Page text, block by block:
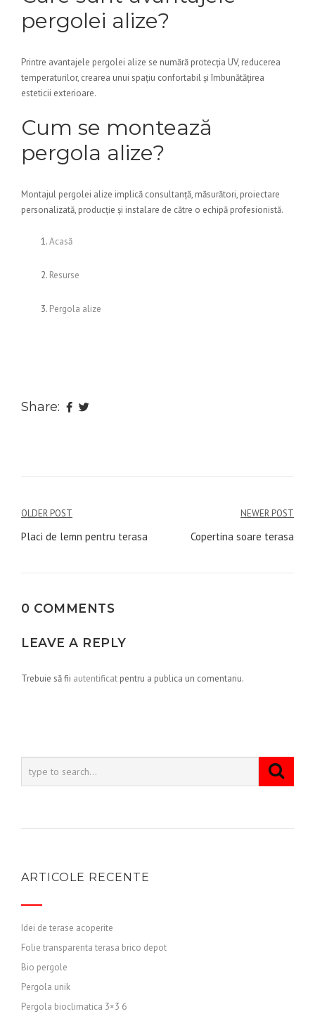
pergolei alize?
Printre avantajele pergolei alize se numără protecția UV, reducerea
temperaturilor, crearea unui spațiu confortabil și îmbunătățirea
esteticii exterioare.
Cum se montează
pergola alize?
Montajul pergolei alize implică consultanță, măsurători, proiectare
personalizată, producție și instalare de către o echipă profesionistă.
Acasă
Resurse
Pergola alize
Share:
Navigare
în
OLDER POST
Placi de lemn pentru terasa
NEWER POST
Copertina soare terasa
0 COMMENTS
LEAVE A REPLY
Trebuie să fii autentificat pentru a publica un comentariu.
ARTICOLE RECENTE
Idei de terase acoperite
Folie transparenta terasa brico depot
Bio pergole
Pergola unik
Pergola bioclimatica 3×3 6